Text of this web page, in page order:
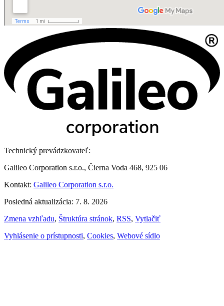
Technický prevádzkovateľ:
Galileo Corporation s.r.o., Čierna Voda 468, 925 06
Kontakt: Galileo Corporation s.r.o.
Posledná aktualizácia: 7. 8. 2026
Zmena vzhľadu, Štruktúra stránok, RSS, Vytlačiť
Vyhlásenie o prístupnosti, Cookies, Webové sídlo